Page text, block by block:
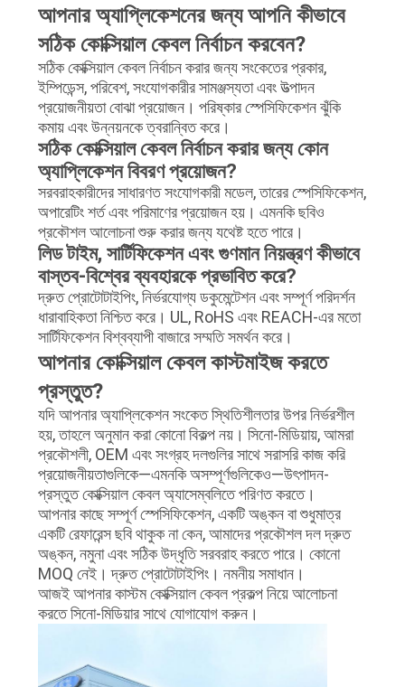
আপনার অ্যাপ্লিকেশনের জন্য আপনি কীভাবে
সঠিক কোক্সিয়াল কেবল নির্বাচন করবেন?
সঠিক কোক্সিয়াল কেবল নির্বাচন করার জন্য সংকেতের প্রকার,
ইম্পিডেন্স, পরিবেশ, সংযোগকারীর সামঞ্জস্যতা এবং উত্পাদন
প্রয়োজনীয়তা বোঝা প্রয়োজন। পরিষ্কার স্পেসিফিকেশন ঝুঁকি
কমায় এবং উন্নয়নকে ত্বরান্বিত করে।
সঠিক কোক্সিয়াল কেবল নির্বাচন করার জন্য কোন
অ্যাপ্লিকেশন বিবরণ প্রয়োজন?
সরবরাহকারীদের সাধারণত সংযোগকারী মডেল, তারের স্পেসিফিকেশন,
অপারেটিং শর্ত এবং পরিমাণের প্রয়োজন হয়। এমনকি ছবিও
প্রকৌশল আলোচনা শুরু করার জন্য যথেষ্ট হতে পারে।
লিড টাইম, সার্টিফিকেশন এবং গুণমান নিয়ন্ত্রণ কীভাবে
বাস্তব-বিশ্বের ব্যবহারকে প্রভাবিত করে?
দ্রুত প্রোটোটাইপিং, নির্ভরযোগ্য ডকুমেন্টেশন এবং সম্পূর্ণ পরিদর্শন
ধারাবাহিকতা নিশ্চিত করে। UL, RoHS এবং REACH-এর মতো
সার্টিফিকেশন বিশ্বব্যাপী বাজারে সম্মতি সমর্থন করে।
আপনার কোক্সিয়াল কেবল কাস্টমাইজ করতে
প্রস্তুত?
যদি আপনার অ্যাপ্লিকেশন সংকেত স্থিতিশীলতার উপর নির্ভরশীল
হয়, তাহলে অনুমান করা কোনো বিকল্প নয়। সিনো-মিডিয়ায়, আমরা
প্রকৌশলী, OEM এবং সংগ্রহ দলগুলির সাথে সরাসরি কাজ করি
প্রয়োজনীয়তাগুলিকে—এমনকি অসম্পূর্ণগুলিকেও—উৎপাদন-
প্রস্তুত কোক্সিয়াল কেবল অ্যাসেম্বলিতে পরিণত করতে।
আপনার কাছে সম্পূর্ণ স্পেসিফিকেশন, একটি অঙ্কন বা শুধুমাত্র
একটি রেফারেন্স ছবি থাকুক না কেন, আমাদের প্রকৌশল দল দ্রুত
অঙ্কন, নমুনা এবং সঠিক উদ্ধৃতি সরবরাহ করতে পারে। কোনো
MOQ নেই। দ্রুত প্রোটোটাইপিং। নমনীয় সমাধান।
আজই আপনার কাস্টম কোক্সিয়াল কেবল প্রকল্প নিয়ে আলোচনা
করতে সিনো-মিডিয়ার সাথে যোগাযোগ করুন।